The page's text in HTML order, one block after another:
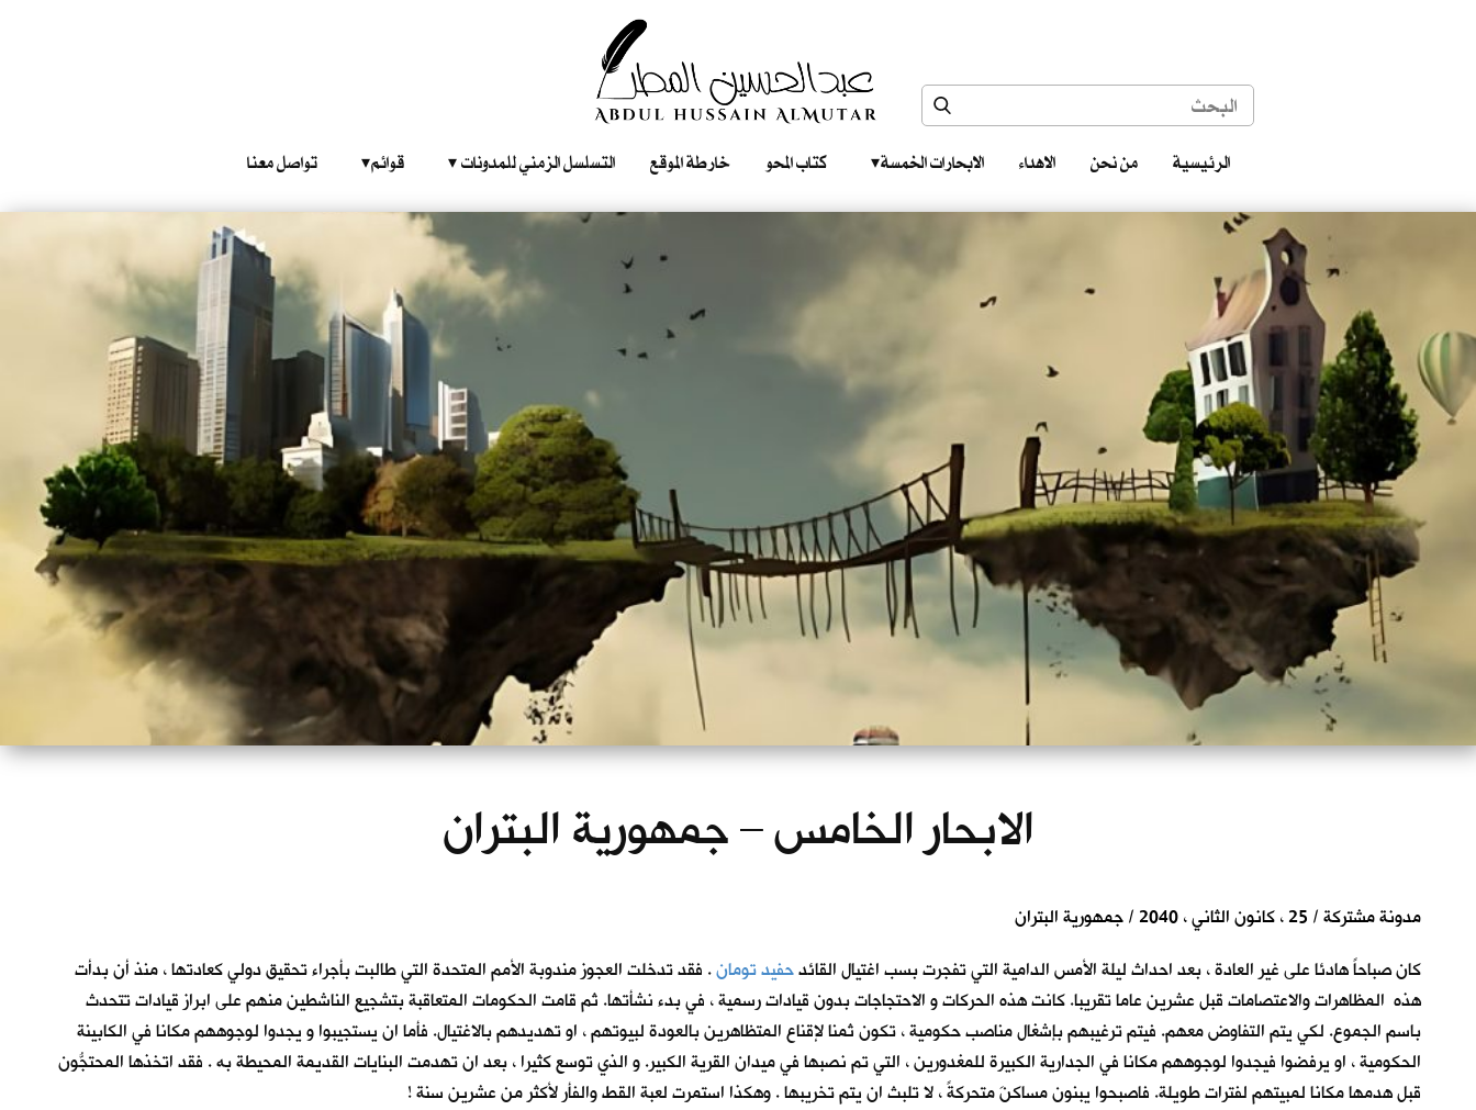
الرئيسية من نحن الاهداء الابحارات الخمسة ‎ ‎ ‎ كتاب المحو خارطة الموقع التسلسل الزمني للمدونات‎ ‎ ‎ ‎ ‎ قوائم‎ ‎ ‎ ‎ تواصل معنا
الابحار الخامس – جمهورية البتران
مدونة مشتركة / 25 ، كانون الثاني ، 2040 / جمهورية البتران
كان صباحاً هادئا على غير العادة ، بعد احداث ليلة الأمس الدامية التي تفجرت بسب اغتيال القائدحفيد تومان. فقد تدخلت العجوز مندوبة الأمم المتحدة التي طالبت بأجراء تحقيق دولي كعادتها ، منذ أن بدأت
هذه المظاهرات والاعتصامات قبل عشرين عاما تقريبا. كانت هذه الحركات و الاحتجاجات بدون قيادات رسمية ، في بدء نشأتها. ثم قامت الحكومات المتعاقبة بتشجيع الناشطين منهم على ابراز قيادات تتحدث
باسم الجموع. لكي يتم التفاوض معهم. فيتم ترغيبهم بإشغال مناصب حكومية ، تكون ثمنا لإقناع المتظاهرين بالعودة لبيوتهم ، او تهديدهم بالاغتيال. فأما ان يستجيبوا و يجدوا لوجوههم مكانا في الكابينة
الحكومية ، او يرفضوا فيجدوا لوجوههم مكانا في الجدارية الكبيرة للمغدورين ، التي تم نصبها في ميدان القرية الكبير. و الذي توسع كثيرا ، بعد ان تهدمت البنايات القديمة المحيطة به . فقد اتخذها المحتجُّون
قبل هدمها مكانا لمبيتهم لفترات طويلة. فاصبحوا يبنون مساكنَ متحركةً ، لا تلبث ان يتم تخريبها . وهكذا استمرت لعبة القط والفأر لأكثر من عشرين سنة !